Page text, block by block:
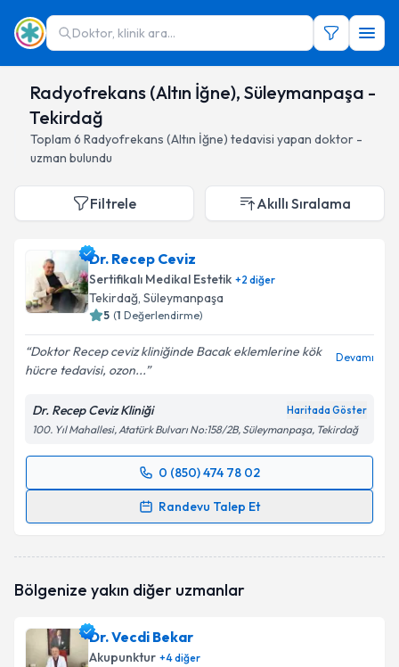
Doktor, klinik ara...
Radyofrekans (Altın İğne), Süleymanpaşa -
Tekirdağ
Toplam 6 Radyofrekans (Altın İğne) tedavisi yapan doktor -
uzman bulundu
Filtrele Akıllı Sıralama
Dr. Recep Ceviz
Sertifikalı Medikal Estetik +2 diğer
Tekirdağ, Süleymanpaşa
5 (1 Değerlendirme)
Doktor Recep ceviz kliniğinde Bacak eklemlerine kök
hücre tedavisi, ozon...
Devamı
Dr. Recep Ceviz Kliniği Haritada Göster
100. Yıl Mahallesi, Atatürk Bulvarı No:158/2B, Süleymanpaşa, Tekirdağ
0 (850) 474 78 02
Randevu Talep Et
Randevu Takvimi Talebi
Size bu uzmandan randevu almanız için bir takvim
Bölgenize yakın diğer uzmanlar
Dr. Vecdi Bekar
Akupunktur +4diğer